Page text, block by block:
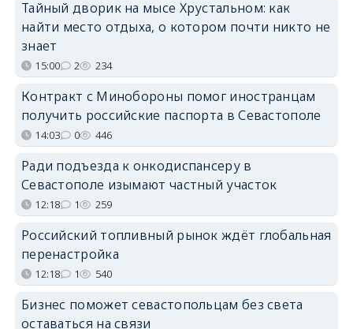
Тайный дворик на мысе Хрустальном: как
найти место отдыха, о котором почти никто не
знает
15:00 2 234
Контракт с Минобороны помог иностранцам
получить российские паспорта в Севастополе
14:03 0 446
Ради подъезда к онкодиспансеру в
Севастополе изымают частный участок
12:18 1 259
Российский топливный рынок ждёт глобальная
перенастройка
12:18 1 540
Бизнес поможет севастопольцам без света
оставаться на связи